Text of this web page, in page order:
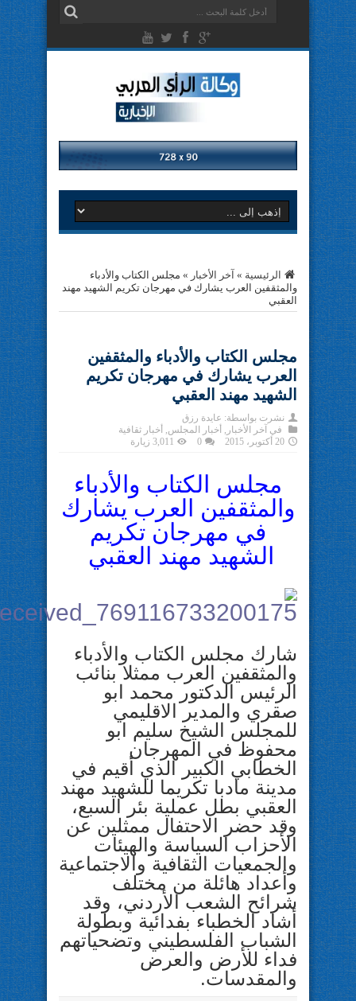
الرئيسية » آخر الأخبار » مجلس الكتاب والأدباء
والمثقفين العرب يشارك في مهرجان تكريم الشهيد مهند
العقبي
مجلس الكتاب والأدباء والمثقفين
العرب يشارك في مهرجان تكريم
الشهيد مهند العقبي
نشرت بواسطة: عايدة رزق
في آخر الأخبار , أخبار المجلس, أخبار ثقافية
20 أكتوبر، 2015
0 3,011 زيارة
مجلس الكتاب والأدباء
والمثقفين العرب يشارك
في مهرجان تكريم
الشهيد مهند العقبي
شارك مجلس الكتاب والأدباء
والمثقفين العرب ممثلا بنائب
الرئيس الدكتور محمد ابو
صقري والمدير الاقليمي
للمجلس الشيخ سليم ابو
محفوظ في المهرجان
الخطابي الكبير الذي أقيم في
مدينة مادبا تكريما للشهيد مهند
العقبي بطل عملية بئر السبع،
وقد حضر الاحتفال ممثلين عن
الأحزاب السياسة والهيئات
والجمعيات الثقافية والاجتماعية
وأعداد هائلة من مختلف
شرائح الشعب الأردني، وقد
أشاد الخطباء بفدائية وبطولة
الشباب الفلسطيني وتضحياتهم
فداء للأرض والعرض
والمقدسات.